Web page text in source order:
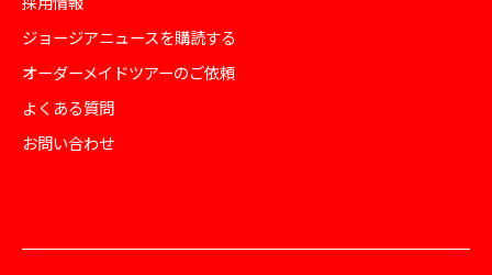
ジョージアニュースを購読する
オーダーメイドツアーのご依頼
よくある質問
お問い合わせ